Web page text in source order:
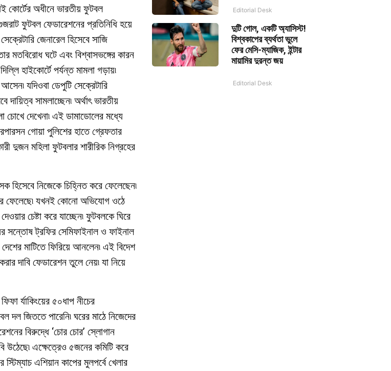
কোর্টের অধীনে ভারতীয় ফুটবল
ফুটবল ফেডারেশনের প্রতিনিধি হয়ে
জেনারেল হিসেবে সাজি
মতবিরোধ ঘটে এবং বিশ্বাসভঙ্গের কারন
হাইকোর্টে পর্যন্ত মামলা গড়ায়৷
যদিওবা ডেপুটি সেক্রেটারি
দায়িত্ব সামলাচ্ছেন৷ অর্থাৎ ভারতীয়
দেখেনা৷ এই ডামাডোলের মধ্যে
গোয়া পুলিশের হাতে গ্রেফতার
দুজন মহিলা ফুটবলার শারীরিক নিগ্রহের
হিসেবে নিজেকে চিহ্নিত করে ফেলেছেন৷
ফেলেছে৷ যখনই কোনো অভিযোগ ওঠে
চেষ্টা করে যাচ্ছেন৷ ফুটবলকে ঘিরে
সন্তোষ ট্রফির সেমিফাইনাল ও ফাইনাল
মাটিতে ফিরিয়ে আনলেন৷ এই বিদেশ
দাবি ফেডারেশন তুলে নেয়৷ যা নিয়ে
র্যাকিংয়ের ৫০ধাপ নীচের
দল জিততে পারেনি৷ ঘরের মাঠে নিজেদের
বিরুদ্ধে ‘চোর চোর’ স্লোগান
উঠেছে৷ এক্ষেত্রেও ৫জনের কমিটি করে
এশিয়ান কাপের মুলপর্বে খেলার
Editorial Desk
দুটি গোল, একটি অ্যাসিস্ট!
বিশ্বকাপের ব্যর্থতা ভুলে
ফের মেসি-ম্যাজিক, ইন্টার
মায়ামির দুরন্ত জয়
Editorial Desk